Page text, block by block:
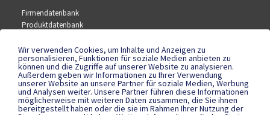
Firmendatenbank
Produktdatenbank
Aus- und Weiterbildungsdatenbank
Messe- und Kongressdatenbank
SOCIAL MEDIA
YouTube
Wir verwenden Cookies, um Inhalte und Anzeigen zu
personalisieren, Funktionen für soziale Medien anbieten zu
können und die Zugriffe auf unserer Website zu analysieren.
Außerdem geben wir Informationen zu Ihrer Verwendung
unserer Website an unsere Partner für soziale Medien, Werbung
und Analysen weiter. Unsere Partner führen diese Informationen
möglicherweise mit weiteren Daten zusammen, die Sie ihnen
bereitgestellt haben oder die sie im Rahmen Ihrer Nutzung der